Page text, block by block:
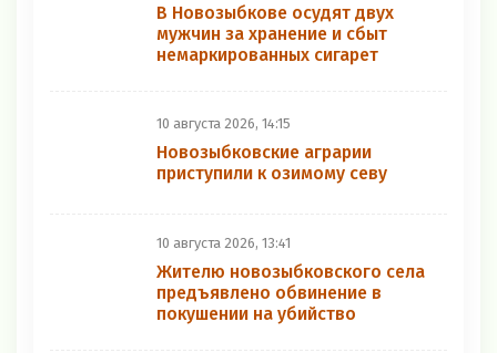
В Новозыбкове осудят двух
мужчин за хранение и сбыт
немаркированных сигарет
10 августа 2026, 14:15
Новозыбковские аграрии
приступили к озимому севу
10 августа 2026, 13:41
Жителю новозыбковского села
предъявлено обвинение в
покушении на убийство